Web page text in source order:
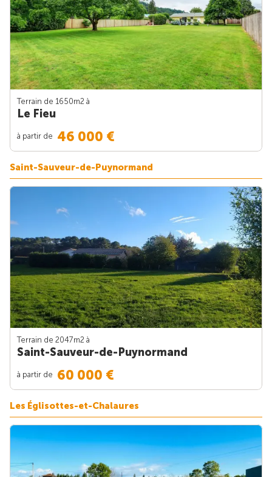
Terrain de 1650m2 à
Le Fieu
à partir de 46 000 €
Saint-Sauveur-de-Puynormand
Terrain de 2047m2 à
Saint-Sauveur-de-Puynormand
à partir de 60 000 €
Les Églisottes-et-Chalaures